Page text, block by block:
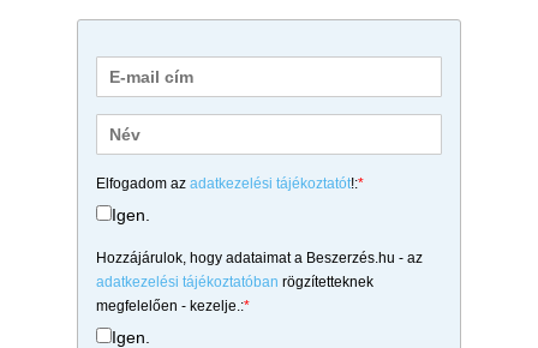
Elfogadom az adatkezelési tájékoztatót!:*
Igen.
Hozzájárulok, hogy adataimat a Beszerzés.hu - az
adatkezelési tájékoztatóban rögzítetteknek
megfelelően - kezelje.:*
Igen.